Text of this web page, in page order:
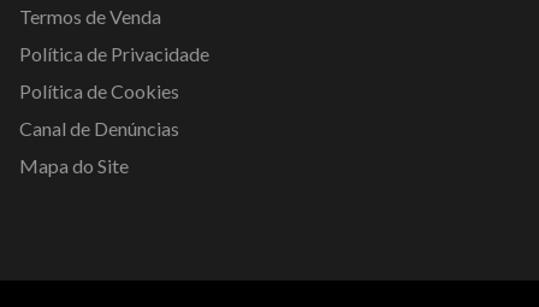
Termos de Venda
Política de Privacidade
Política de Cookies
Canal de Denúncias
Mapa do Site